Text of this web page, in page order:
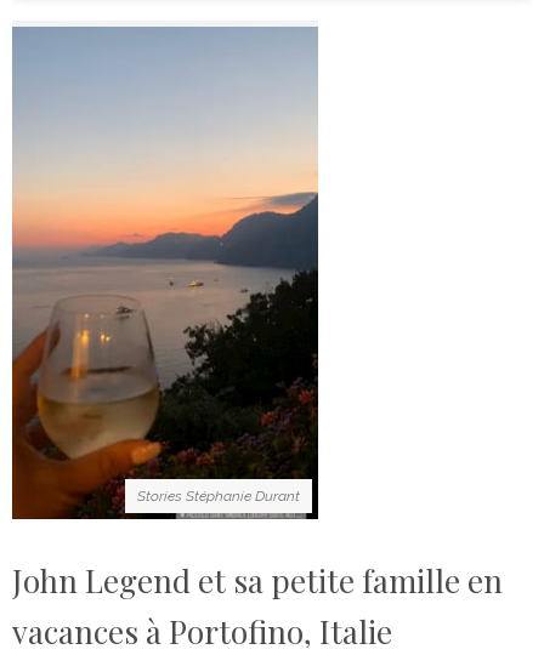
Stories Stéphanie Durant
John Legend et sa petite famille en
vacances à Portofino, Italie